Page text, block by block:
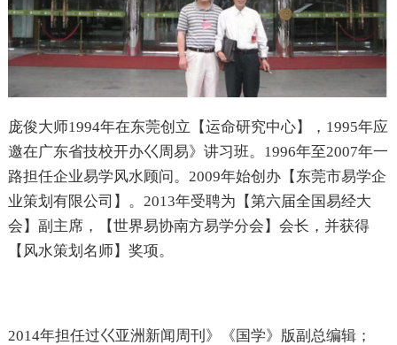
庞俊大师1994年在东莞创立【运命研究中心】，1995年应
邀在广东省技校开办巜周易》讲习班。1996年至2007年一
路担任企业易学风水顾问。2009年始创办【东莞市易学企
业策划有限公司】。2013年受聘为【第六届全国易经大
会】副主席，【世界易协南方易学分会】会长，并获得
【风水策划名师】奖项。
2014年担任过巜亚洲新闻周刊》《国学》版副总编辑；